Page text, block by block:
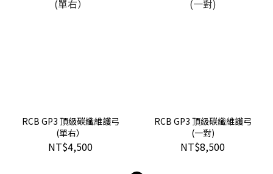
RCB GP3 頂級碳纖維護弓
(單右）
NT$4,500
RCB GP3 頂級碳纖維護弓
(一對)
NT$8,500